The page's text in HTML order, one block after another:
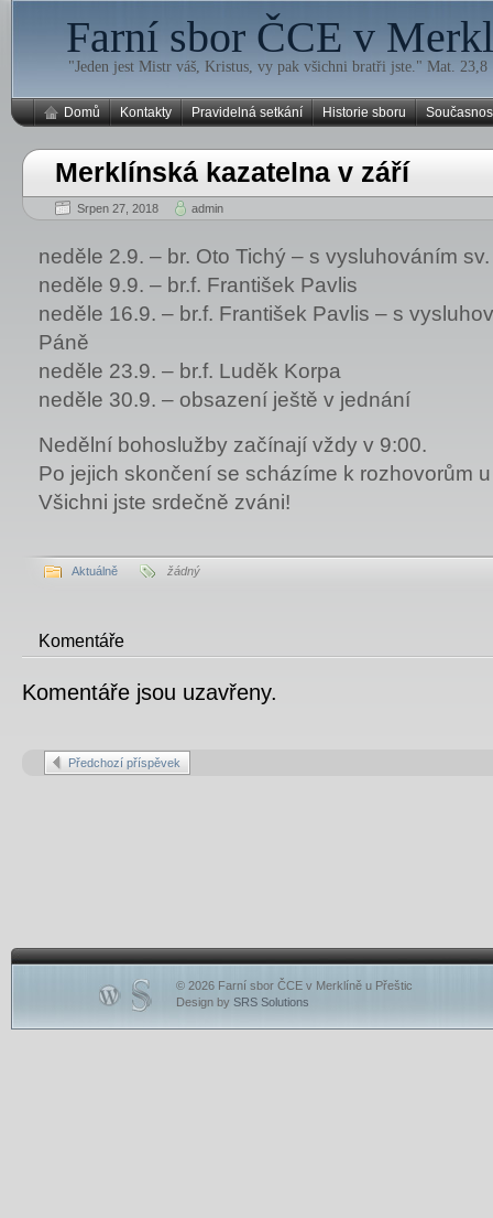
Farní sbor ČCE v
"Jeden jest Mistr váš, Kristus, vy pak všichni bratři jste." Mat. 23,8
Domů Kontakty Pravidelná setkání Historie sboru
Merklínská kazatelna v září
Srpen 27, 2018 admin
neděle 2.9. – br. Oto Tichý – s vysluhováním
neděle 9.9. – br.f. František Pavlis
neděle 16.9. – br.f. František Pavlis – s
Páně
neděle 23.9. – br.f. Luděk Korpa
neděle 30.9. – obsazení ještě v jednání
Nedělní bohoslužby začínají vždy v 9:00.
Po jejich skončení se scházíme k rozhovorům
Všichni jste srdečně zváni!
Aktuálně žádný
Komentáře
Komentáře jsou uzavřeny.
Předchozí příspěvek
© 2026 Farní sbor ČCE v Merklíně u Přeštic
Design by SRS Solutions